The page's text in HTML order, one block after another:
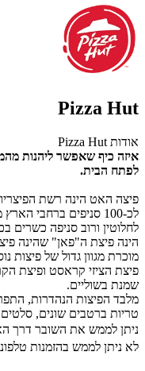
Pizza Hut
אודות Pizza Hut
איזה כיף שאפשר ליהנות
לפתח הבית.
פיצה האט הינה רשת
לכ-100 סניפים
לחלוטין ורוב סניפה
הינה פיצת ה"פאן" שהינה
מוכרת מגוון גדול של
פיצת הציזי קראסט ופיצת
שמנת בשוליים.
מלבד הפיצות הנהדרות,
טריות ברטבים שונים, סלטים
ניתן לממש את השובר דרך
לא ניתן לממש בהזמנות